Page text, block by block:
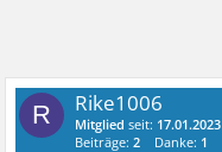
R Rike1006
Mitglied seit: 17.01.2023
Beiträge:2 Danke: 1